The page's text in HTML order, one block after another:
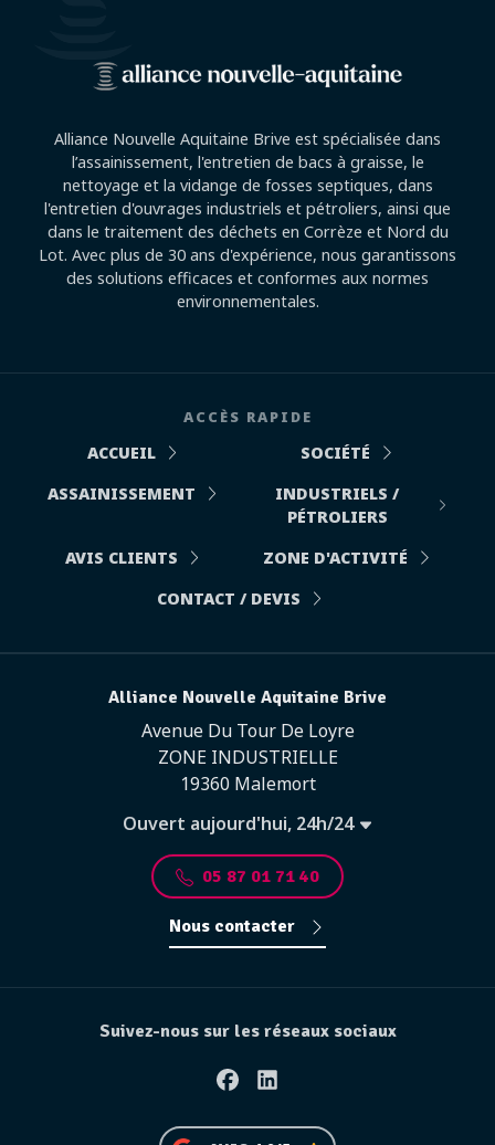
Alliance Nouvelle Aquitaine Brive est spécialisée dans
l’assainissement, l'entretien de bacs à graisse, le
nettoyage et la vidange de fosses septiques, dans
l'entretien d'ouvrages industriels et pétroliers, ainsi que
dans le traitement des déchets en Corrèze et Nord du
Lot. Avec plus de 30 ans d'expérience, nous garantissons
des solutions efficaces et conformes aux normes
environnementales.
ACCÈS RAPIDE
ACCUEIL
SOCIÉTÉ
ASSAINISSEMENT
INDUSTRIELS /
PÉTROLIERS
AVIS CLIENTS
ZONE D'ACTIVITÉ
CONTACT / DEVIS
Alliance Nouvelle Aquitaine Brive
Avenue Du Tour De Loyre
ZONE INDUSTRIELLE
19360 Malemort
Ouvert aujourd'hui, 24h/24
05 87 01 71 40
Nous contacter
Suivez-nous sur les réseaux sociaux
FacebookLinkedin